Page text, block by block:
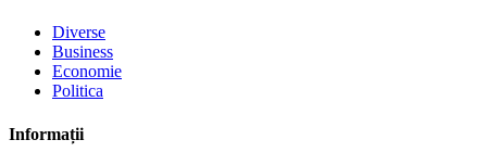
Diverse
Business
Economie
Politica
Informații